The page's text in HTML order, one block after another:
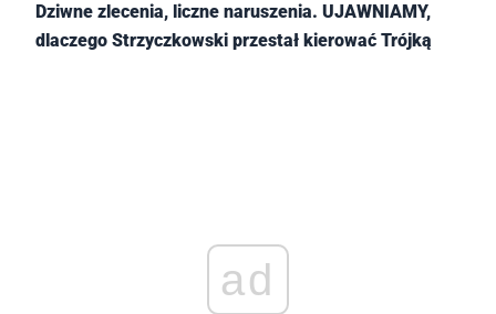
Dziwne zlecenia, liczne naruszenia. UJAWNIAMY,
dlaczego Strzyczkowski przestał kierować Trójką
ad